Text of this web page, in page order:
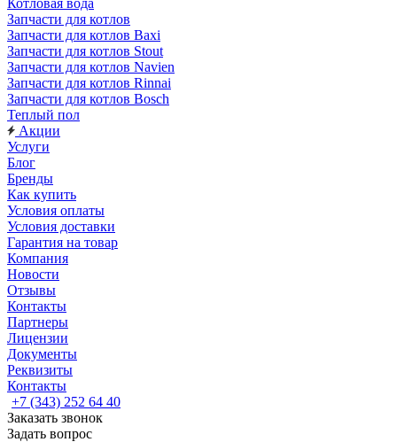
Котловая вода
Запчасти для котлов
Запчасти для котлов Baxi
Запчасти для котлов Stout
Запчасти для котлов Navien
Запчасти для котлов Rinnai
Запчасти для котлов Bosch
Теплый пол
Акции
Услуги
Блог
Бренды
Как купить
Условия оплаты
Условия доставки
Гарантия на товар
Компания
Новости
Отзывы
Контакты
Партнеры
Лицензии
Документы
Реквизиты
Контакты
+7 (343) 252 64 40
Заказать звонок
Задать вопрос